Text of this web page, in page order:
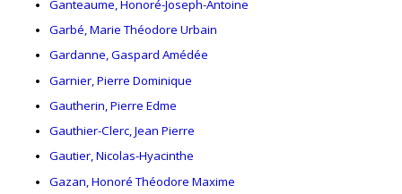
Ganteaume, Honoré-Joseph-Antoine
Garbé, Marie Théodore Urbain
Gardanne, Gaspard Amédée
Garnier, Pierre Dominique
Gautherin, Pierre Edme
Gauthier-Clerc, Jean Pierre
Gautier, Nicolas-Hyacinthe
Gazan, Honoré Théodore Maxime